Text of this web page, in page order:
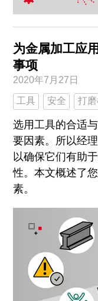
为金属加工应
事项
2020年7月27日
工具 安全 打
选用工具的合适
要因素。所以经
以确保它们有助
性。本文概述了
素。